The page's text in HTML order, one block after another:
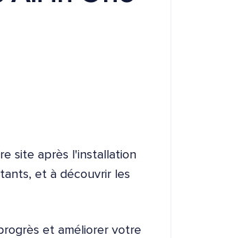
site après l'installation
et à découvrir les
et améliorer votre